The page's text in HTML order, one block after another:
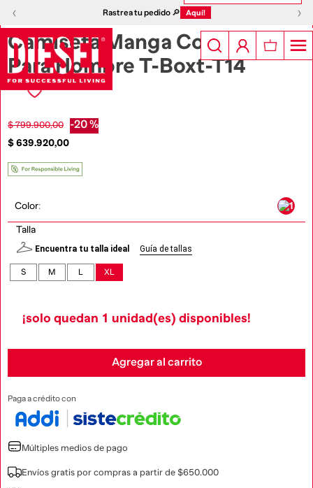
‹ Rastrea tu pedido 🔎 Aquí! ›
‹ ›
Camiseta Manga Corta
Para Hombre T-Boxt-T14
$ 799.900,00 -20 %
$639.920,00
Color:
Talla
Encuentra tu talla ideal Guía de tallas
S M L XL
¡solo quedan 1 unidad(es) disponibles!
Agregar al carrito
Paga a crédito con
Múltiples medios de pago
Envíos gratis por compras a partir de $650.000